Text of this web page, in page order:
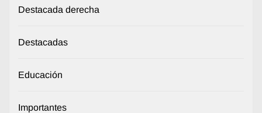
Destacada derecha
Destacadas
Educación
Importantes